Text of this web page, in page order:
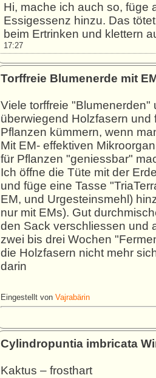
Hi, mache ich auch so, füge
Essigessenz hinzu. Das
beim Ertrinken und klettern
17:27
Torffreie Blumenerde mit
Viele torffreie
überwiegend Holzfasern
Pflanzen kümmern, wenn
Mit EM- effektiven
für Pflanzen "geniessbar"
Ich öffne die Tüte mit der
und füge eine Tasse
EM, und Urgesteinsmehl)
nur mit EMs). Gut
den Sack verschliessen und
zwei bis drei Wochen
die Holzfasern nicht mehr
darin
Eingestellt von Vajrabärin
Cylindropuntia imbricata
Kaktus – frosthart